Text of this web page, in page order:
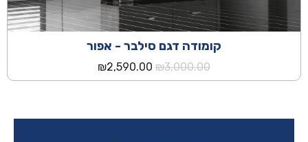
קומודה דגם סילבר - אפור
₪3,000.00
המחיר
המקורי
₪2,590.00
הנוכחי